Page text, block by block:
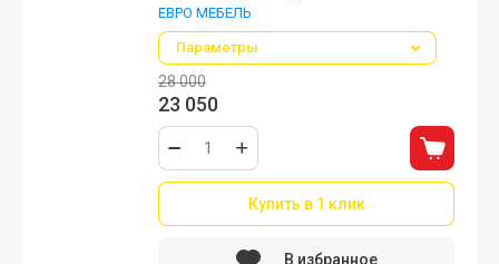
ЕВРО МЕБЕЛЬ
Параметры
28 000
23 050
Купить в 1 клик
В избранное